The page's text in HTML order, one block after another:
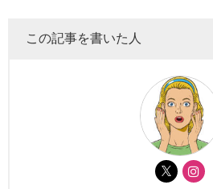
この記事を書いた人